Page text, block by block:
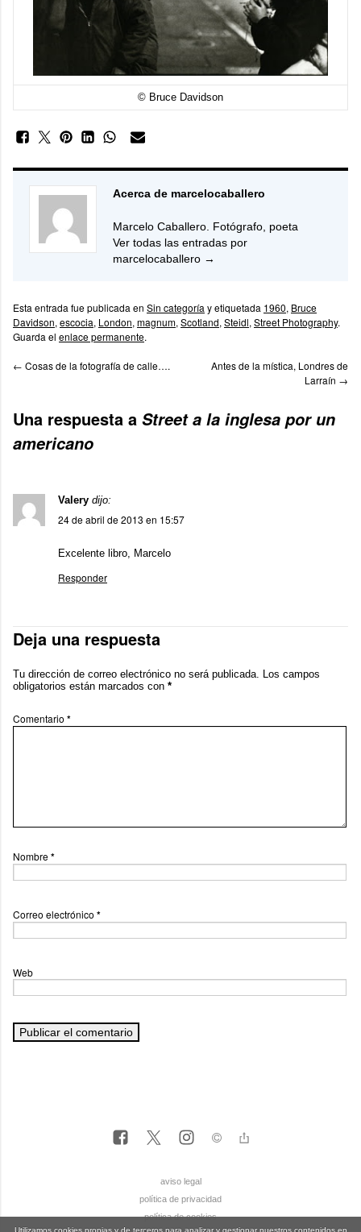
© Bruce Davidson
Acerca de marcelocaballero
Marcelo Caballero. Fotógrafo, poeta
Ver todas las entradas por
marcelocaballero →
Esta entrada fue publicada en Sin categoría y etiquetada 1960, Bruce
Davidson, escocia, London, magnum, Scotland, Steidl, Street Photography.
Guarda el enlace permanente.
← Cosas de la fotografía de calle….
Antes de la mística, Londres de
Larraín →
Una respuesta a Street a la inglesa por un
americano
Valery dijo:
24 de abril de 2013 en 15:57
Excelente libro, Marcelo
Responder
Deja una respuesta
Tu dirección de correo electrónico no será publicada. Los campos
obligatorios están marcados con *
Comentario *
Nombre*
Correo electrónico *
Web
aviso legal
política de privacidad
política de cookies
Utilizamos cookies propias y de terceros para analizar y gestionar nuestros contenidos en